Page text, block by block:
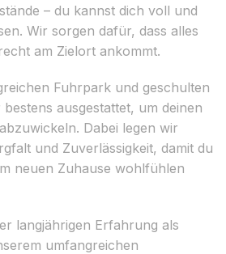
– du kannst dich voll und
Wir sorgen dafür, dass alles
am Zielort ankommt.
Fuhrpark und geschulten
ausgestattet, um deinen
Dabei legen wir
und Zuverlässigkeit, damit du
neuen Zuhause wohlfühlen
langjährigen Erfahrung als
umfangreichen